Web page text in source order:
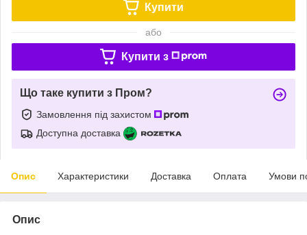
Купити
або
Купити з
Що таке купити з Пром?
Замовлення під захистом
Доступна доставка
Опис Характеристики Доставка Оплата Умови
Опис